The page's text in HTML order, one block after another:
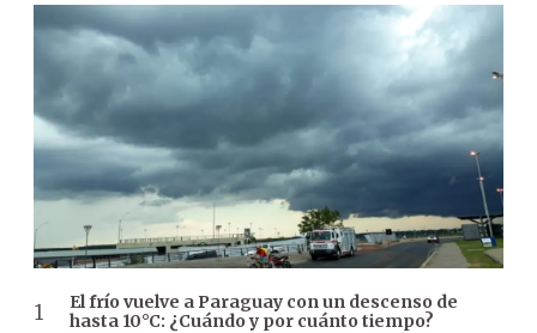
El frío vuelve a Paraguay con un descenso de
hasta 10°C: ¿Cuándo y por cuánto tiempo?